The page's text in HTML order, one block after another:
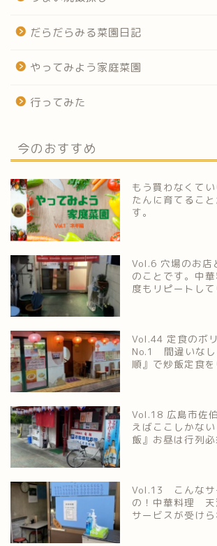
だらだらみる菜園日記
やってみよう家庭菜園
行ってみた
今のおすすめ
もう買わなくて
たんに育てるこ
す。
Vol.6 穴場のお店
のことです。中
度もリピートして
Vol.44 定食のボ
No.1 間違いなし
順』で炒飯定食を
Vol.18 広島市佐
えばここしかな
飯』お昼は行列必
Vol.13 こんなサ
の！中華料理 天
サービスが受けら